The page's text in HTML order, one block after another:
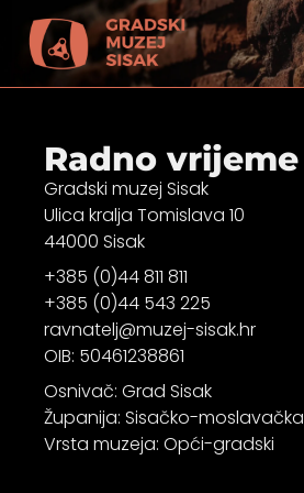
Radno vrijeme
Gradski muzej Sisak
Ulica kralja Tomislava 10
44000 Sisak
+385 (0)44 811 811
+385 (0)44 543 225
ravnatelj@muzej-sisak.hr
OIB: 50461238861
Osnivač: Grad Sisak
Županija: Sisačko-moslavačka
Vrsta muzeja: Opći-gradski
vida